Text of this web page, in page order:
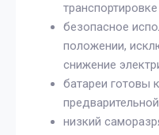
безопасное
положении,
снижение
батареи готовы
низкий